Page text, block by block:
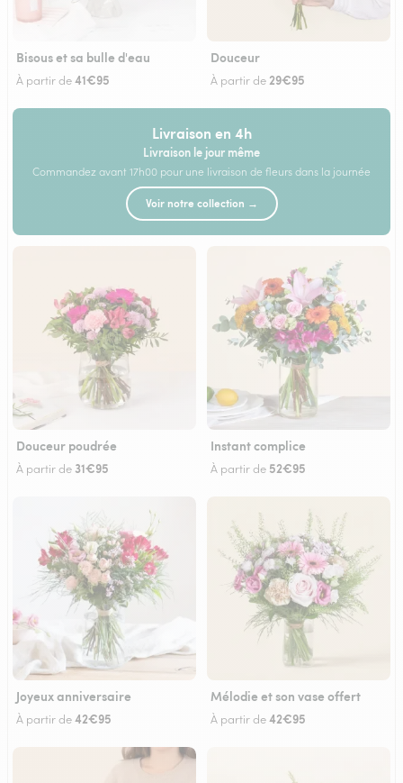
Bisous et sa bulle d'eau
À partir de41€95
Douceur
À partir de29€95
Livraison en 4h
Livraison le jour même
Commandez avant 17h00 pour une livraison de fleurs dans la journée
Voir notre collection →
Douceur poudrée
À partir de 31€95
Instant complice
À partir de 52€95
Joyeux anniversaire
À partir de42€95
Mélodie et son vase offert
À partir de42€95